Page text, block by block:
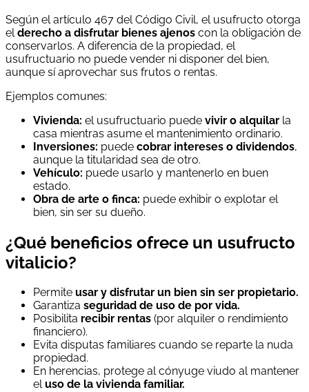
Según el artículo 467 del Código Civil, el usufructo otorga
el derecho a disfrutar bienes ajenos con la obligación de
conservarlos. A diferencia de la propiedad, el
usufructuario no puede vender ni disponer del bien,
aunque sí aprovechar sus frutos o rentas.
Ejemplos comunes:
Vivienda: el usufructuario puede vivir o alquilar la
casa mientras asume el mantenimiento ordinario.
Inversiones: puede cobrar intereses o dividendos,
aunque la titularidad sea de otro.
Vehículo: puede usarlo y mantenerlo en buen
estado.
Obra de arte o finca: puede exhibir o explotar el
bien, sin ser su dueño.
¿Qué beneficios ofrece un usufructo
vitalicio?
Permite usar y disfrutar un bien sin ser propietario.
Garantiza seguridad de uso de por vida.
Posibilita recibir rentas (por alquiler o rendimiento
financiero).
Evita disputas familiares cuando se reparte la nuda
propiedad.
En herencias, protege al cónyuge viudo al mantener
eluso de la vivienda familiar.